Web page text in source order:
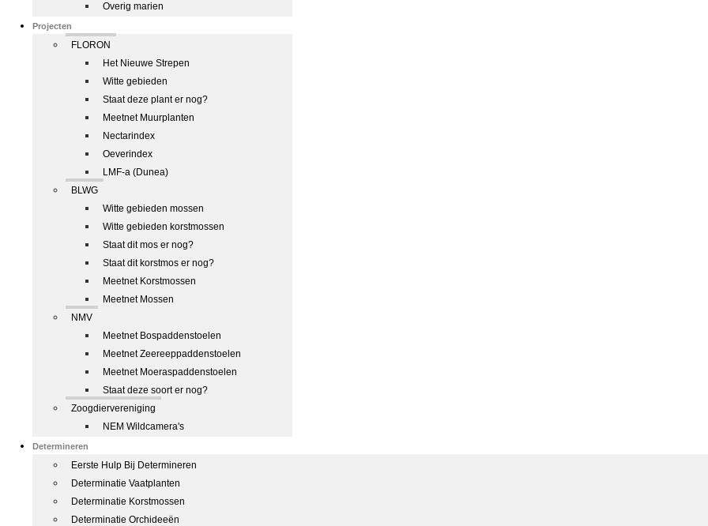
Overig marien
Projecten
FLORON
Het Nieuwe Strepen
Witte gebieden
Staat deze plant er nog?
Meetnet Muurplanten
Nectarindex
Oeverindex
LMF-a (Dunea)
BLWG
Witte gebieden mossen
Witte gebieden korstmossen
Staat dit mos er nog?
Staat dit korstmos er nog?
Meetnet Korstmossen
Meetnet Mossen
NMV
Meetnet Bospaddenstoelen
Meetnet Zeereeppaddenstoelen
Meetnet Moeraspaddenstoelen
Staat deze soort er nog?
Zoogdiervereniging
NEM Wildcamera's
Determineren
Eerste Hulp Bij Determineren
Determinatie Vaatplanten
Determinatie Korstmossen
Determinatie Orchideeën